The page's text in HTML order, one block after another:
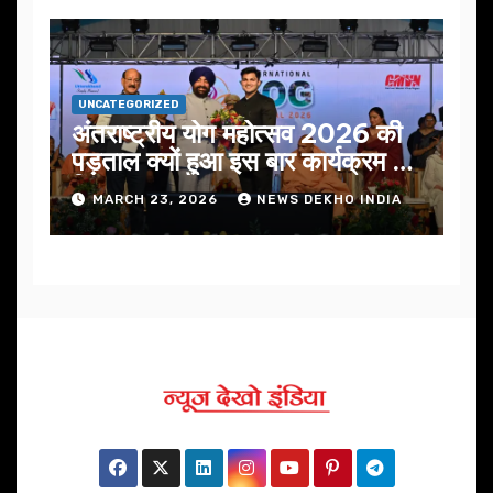
UNCATEGORIZED
अंतराष्ट्रीय योग महोत्सव 2026 की
पड़ताल क्यों हुआ इस बार कार्यक्रम में
निखार
MARCH 23, 2026 NEWS DEKHO INDIA